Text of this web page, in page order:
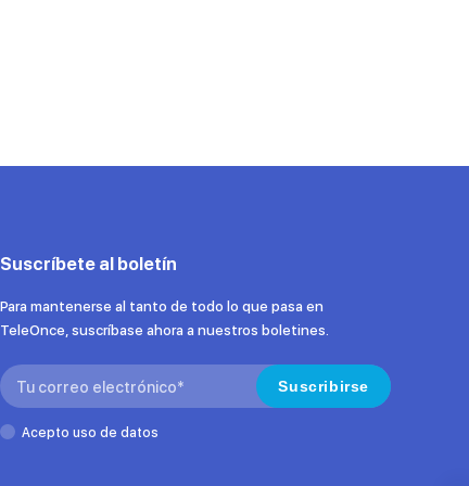
Suscríbete al boletín
Para mantenerse al tanto de todo lo que pasa en
TeleOnce, suscríbase ahora a nuestros boletines.
Search: Suscribirse
Acepto uso de datos